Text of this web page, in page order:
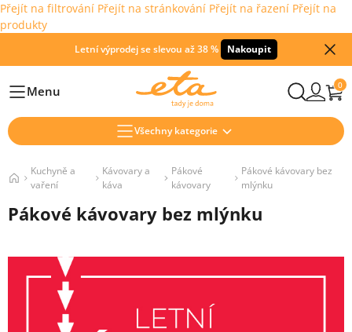
Přejít na filtrování Přejít na stránkování Přejít na řazení Přejít na
produkty
Letní výprodej se slevou až 38 % Nakoupit
HlavníMenu 0
Všechny kategorie
Kuchyně a
vaření
Kávovary a
káva
Pákové
kávovary
Pákové kávovary bez
mlýnku
Pákové kávovary bez mlýnku